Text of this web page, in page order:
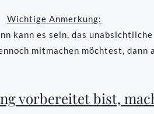
Wichtige Anmerkung:
kann es sein, das
mitmachen möchtest,
vorbereitet bist,